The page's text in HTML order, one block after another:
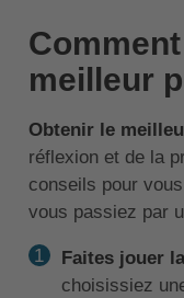
meilleur
Obtenir le
réflexion et de la
conseils pour
vous passiez par
Faites jouer
choisissiez